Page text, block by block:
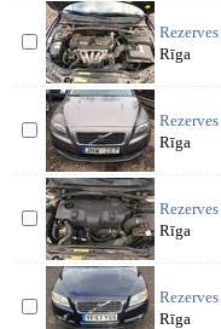
Rīga
Rīga
Rīga
Rīga